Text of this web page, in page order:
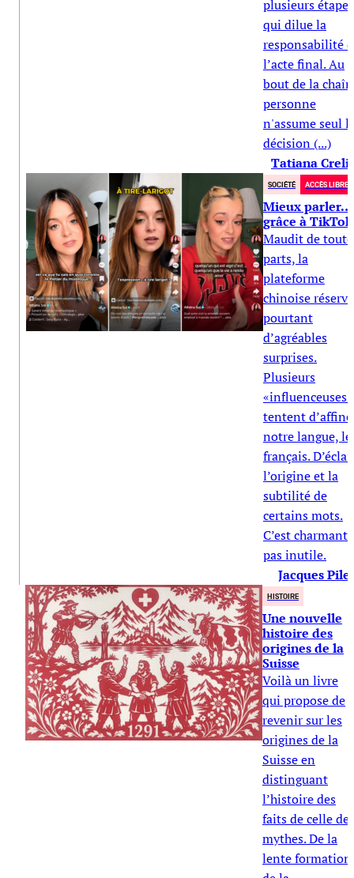
plusieurs étapes
qui dilue la
responsabilité
l’acte final. Au
bout de la
personne
n'assume seul
décision (...)
Tatiana
SOCIÉTÉ ACCÈS LIBRE
Mieux parler…
grâce à TikTok
Maudit de
parts, la
plateforme
chinoise réserve
pourtant
d’agréables
surprises.
Plusieurs
«influenceuses»
tentent
notre langue, le
français.
l’origine et la
subtilité de
certains mots.
C’est charmant
pas inutile.
Jacques Pilet
HISTOIRE
Une nouvelle
histoire des
origines de la
Suisse
Voilà un livre
qui propose de
revenir sur les
origines de la
Suisse en
distinguant
l’histoire des
faits de celle des
mythes. De la
lente formation